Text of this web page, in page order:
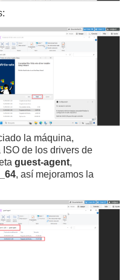
la máquina,
de los drivers de
guest-agent,
, así mejoramos la